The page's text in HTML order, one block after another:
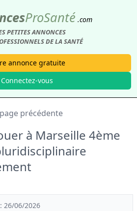
ProSanté .com
PETITES ANNONCES
DE LA SANTÉ
annonce gratuite
Connectez-vous
précédente
à Marseille 4ème
26/06/2026